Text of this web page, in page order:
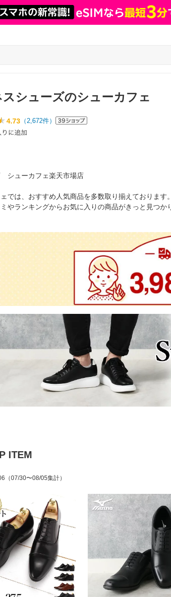
スシューズのシューカフェ
4.73 （2,672件）
シューカフェ楽天市場店
では、おすすめ人気商品を多数取り揃えております。
やランキングからお気に入りの商品がきっと見つか
ITEM
（07/30〜08/05集計）